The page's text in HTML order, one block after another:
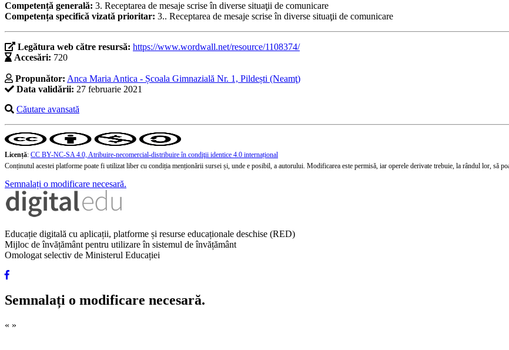
Competență generală: 3. Receptarea de mesaje scrise în diverse situaţii de comunicare
Competența specifică vizată prioritar: 3.. Receptarea de mesaje scrise în diverse situaţii de comunicare
Legătura web către resursă: https://www.wordwall.net/resource/1108374/
Accesări: 720
Propunător: Anca Maria Antica - Școala Gimnazială Nr. 1, Pildești (Neamţ)
Data validării: 27 februarie 2021
Căutare avansată
Licență: CC BY-NC-SA 4.0, Atribuire-necomercial-distribuire în condiţii identice 4.0 internațional
Conținutul acestei platforme poate fi utilizat liber cu condiția menționării sursei și, unde e posibil, a autorului. Modificarea este permisă, iar operele derivate trebuie, la rândul lor, să
Semnalați o modificare necesară.
Educație digitală cu aplicații, platforme și resurse educaționale deschise (RED)
Mijloc de învățământ pentru utilizare în sistemul de învățământ
Omologat selectiv de Ministerul Educației
Semnalați o modificare necesară.
« »